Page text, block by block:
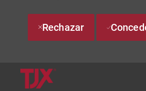
Rechazar